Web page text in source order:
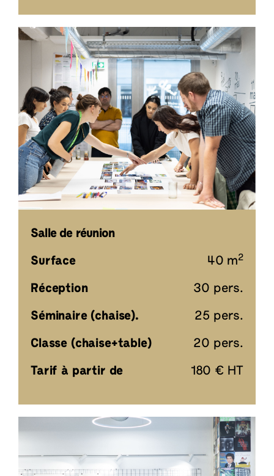
Salle de réunion
Surface 40 m2
Réception 30 pers.
Séminaire (chaise). 25 pers.
Classe (chaise+table) 20 pers.
Tarif à partir de 180 € HT